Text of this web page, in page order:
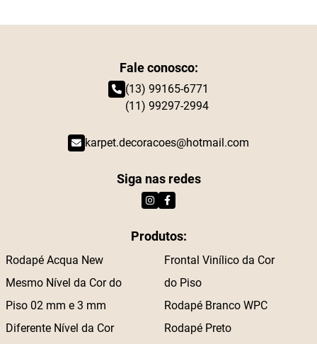
Fale conosco:
(13) 99165-6771
(11) 99297-2994
karpet.decoracoes@hotmail.com
Siga nas redes
Produtos:
Rodapé Acqua New
Mesmo Nível da Cor do
Piso 02 mm e 3 mm
Diferente Nível da Cor
Frontal Vinílico da Cor
do Piso
Rodapé Branco WPC
Rodapé Preto